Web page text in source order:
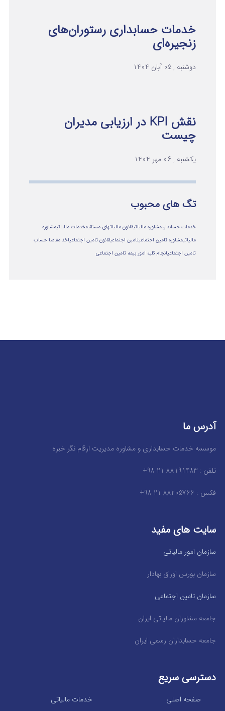
خدمات حسابداری رستوران‌های
زنجیره‌ای
دوشنبه , 05 آبان 1404
نقش KPI در ارزیابی مدیران
چیست
یکشنبه , 06 مهر 1404
تگ های محبوب
خدمات حسابداریمشاوره مالیاتیقانون مالیاتهای مستقیمخدمات مالیاتیمشاوره
مالياتيمشاوره تامین اجتماعیتامین اجتماعیقانون تامین اجتماعیاخذ مفاصا حساب
تامین اجتماعیانجام کلیه امور بیمه تامین اجتماعی
آدرس ما
موسسه خدمات حسابداری و مشاوره مدیریت ارقام نگر خبره
تلفن : 88191483 21 98+
فکس : 88205766 21 98+
سایت های مفید
سازمان امور مالیاتی
سازمان بورس اوراق بهادار
سازمان تامین اجتماعی
جامعه مشاوران مالیاتی ایران
جامعه حسابداران رسمی ایران
دسترسی سریع
خدمات مالیاتی صفحه اصلی